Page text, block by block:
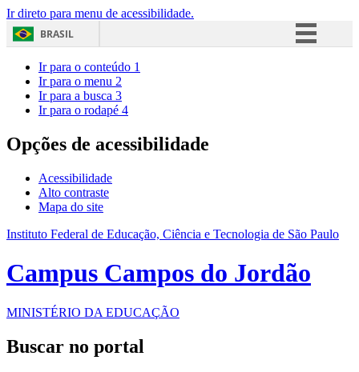
Ir direto para menu de acessibilidade.
BRASIL
Acesso à informação
Ir para o conteúdo 1
Ir para o menu 2
Ir para a busca 3
Ir para o rodapé 4
Opções de acessibilidade
Acessibilidade
Alto contraste
Mapa do site
Instituto Federal de Educação, Ciência e Tecnologia de São Paulo
Campus Campos do Jordão
MINISTÉRIO DA EDUCAÇÃO
Buscar no portal